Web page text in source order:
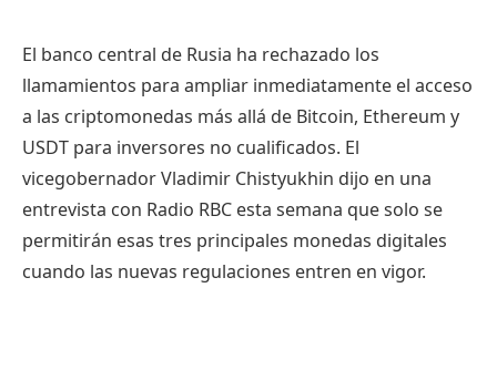
El banco central de Rusia ha rechazado los
llamamientos para ampliar inmediatamente el acceso
a las criptomonedas más allá de Bitcoin, Ethereum y
USDT para inversores no cualificados. El
vicegobernador Vladimir Chistyukhin dijo en una
entrevista con Radio RBC esta semana que solo se
permitirán esas tres principales monedas digitales
cuando las nuevas regulaciones entren en vigor.